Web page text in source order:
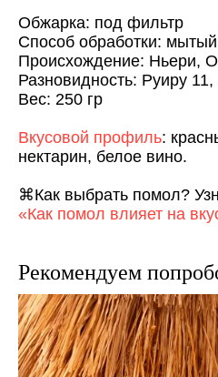
Обжарка: под фильтр
Способ обработки: мытый
Происхождение: Ньери,
Разновидность: Руиру
Вес: 250 гр
Вкусовой профиль:
нектарин, белое вино.
⌘Как выбрать помол?
«Как помол влияет на
Рекомендуем